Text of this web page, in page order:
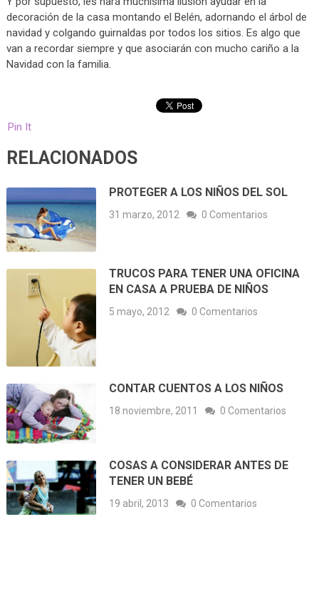
decoración de la casa montando el Belén, adornando el árbol de
navidad y colgando guirnaldas por todos los sitios. Es algo que
van a recordar siempre y que asociarán con mucho cariño a la
Navidad con la familia.
Pin It
RELACIONADOS
PROTEGER A LOS NIÑOS DEL SOL
31 marzo, 2012 0 Comentarios
TRUCOS PARA TENER UNA OFICINA
EN CASA A PRUEBA DE NIÑOS
5 mayo, 2012 0 Comentarios
CONTAR CUENTOS A LOS NIÑOS
18 noviembre, 2011 0 Comentarios
COSAS A CONSIDERAR ANTES DE
TENER UN BEBÉ
19 abril, 2013 0 Comentarios